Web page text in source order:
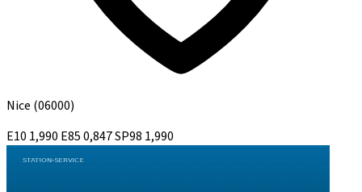
Nice (06000)
E10 1,990 E850,847SP98 1,990